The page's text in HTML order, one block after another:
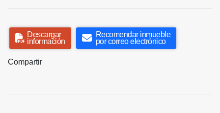
Descargar
información
Recomendar inmueble
por correo electrónico
Compartir